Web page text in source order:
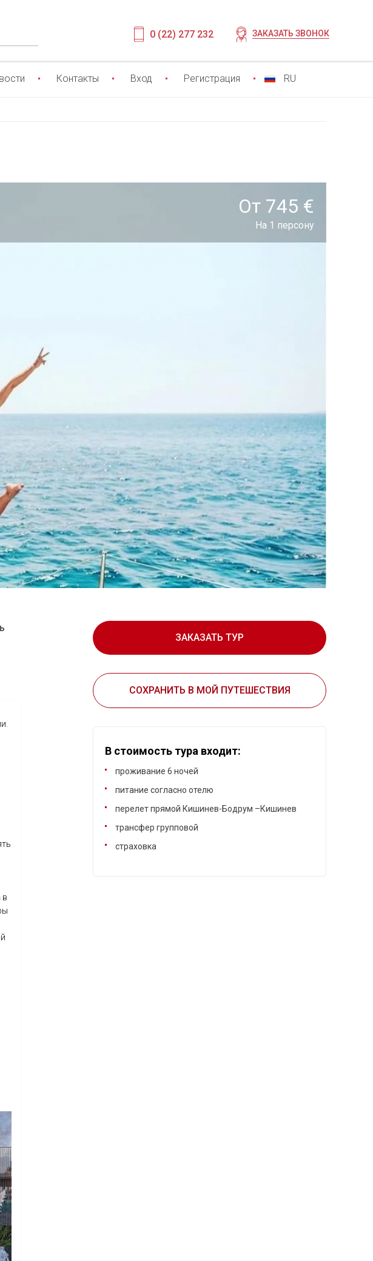
0 (22) 277 232 ЗАКАЗАТЬ ЗВОНОК
Контакты Вход Регистрация RU
От 745 €
На 1 персону
в
ЗАКАЗАТЬ ТУР
СОХРАНИТЬ В МОЙ ПУТЕШЕСТВИЯ
В стоимость тура входит:
проживание 6 ночей
питание согласно отелю
перелет прямой Кишинев-Бодрум –Кишинев
трансфер групповой
страховка